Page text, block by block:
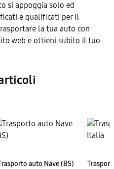
si appoggia solo ed
e qualificati per il
la tua auto con
web e ottieni subito il tuo
auto Nave (BS)